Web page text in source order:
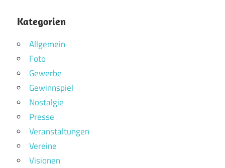
Kategorien
Allgemein
Foto
Gewerbe
Gewinnspiel
Nostalgie
Presse
Veranstaltungen
Vereine
Visionen